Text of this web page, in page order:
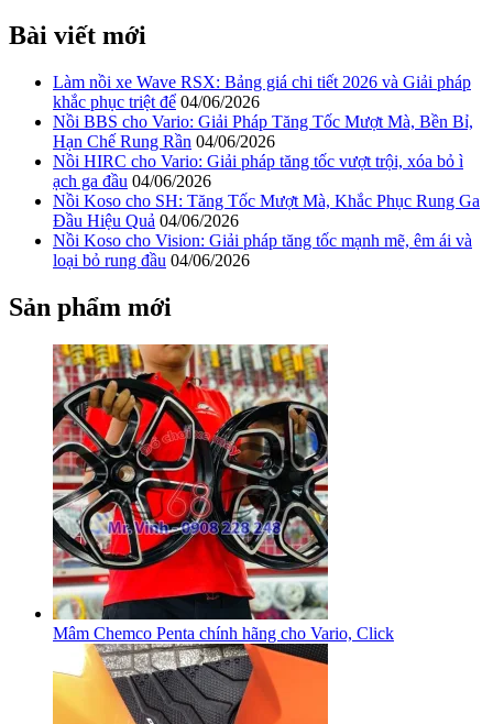
Bài viết mới
Làm nồi xe Wave RSX: Bảng giá chi tiết 2026 và Giải pháp
khắc phục triệt để 04/06/2026
Nồi BBS cho Vario: Giải Pháp Tăng Tốc Mượt Mà, Bền Bỉ,
Hạn Chế Rung Rần 04/06/2026
Nồi HIRC cho Vario: Giải pháp tăng tốc vượt trội, xóa bỏ ì
ạch ga đầu 04/06/2026
Nồi Koso cho SH: Tăng Tốc Mượt Mà, Khắc Phục Rung Ga
Đầu Hiệu Quả 04/06/2026
Nồi Koso cho Vision: Giải pháp tăng tốc mạnh mẽ, êm ái và
loại bỏ rung đầu 04/06/2026
Sản phẩm mới
Mâm Chemco Penta chính hãng cho Vario, Click